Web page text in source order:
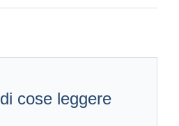
cose leggere